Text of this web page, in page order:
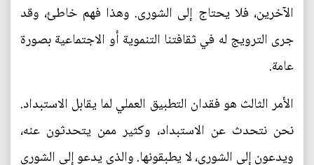
الآخرين، فلا يحتاج إلى الشورى. وهذا فهم خاطئ، وقد
جرى الترويج له في ثقافتنا التنموية أو الاجتماعية بصورة
عامة.
الأمر الثالث هو فقدان التطبيق العملي لما يقابل الاستبداد.
نحن نتحدث عن الاستبداد، وكثير ممن يتحدثون عنه،
ويدعون إلى الشورى، لا يطبقونها. والذي يدعو إلى الشورى